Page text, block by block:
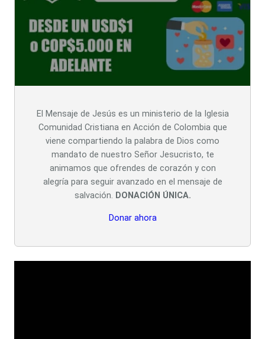
El Mensaje de Jesús es un ministerio de la Iglesia
Comunidad Cristiana en Acción de Colombia que
viene compartiendo la palabra de Dios como
mandato de nuestro Señor Jesucristo, te
animamos que ofrendes de corazón y con
alegría para seguir avanzado en el mensaje de
salvación. DONACIÓN ÚNICA.
Donar ahora